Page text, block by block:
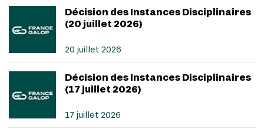
Décision des Instances Disciplinaires
(20 juillet 2026)
20 juillet 2026
Décision des Instances Disciplinaires
(17 juillet 2026)
17 juillet 2026